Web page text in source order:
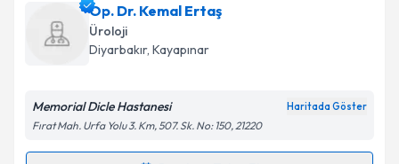
Dr. Suat Em için randevu takvimi talebi oluşturun. Size
bu uzmandan randevu almanız için bir takvim
hazırlandığında e-posta ile bilgilendireceğiz.
Op. Dr. Kemal Ertaş
Üroloji
Diyarbakır, Kayapınar
Memorial Dicle Hastanesi Haritada Göster
Fırat Mah. Urfa Yolu 3. Km, 507. Sk. No: 150, 21220